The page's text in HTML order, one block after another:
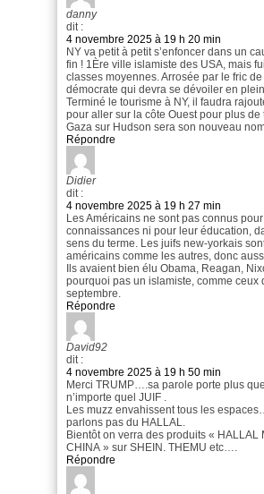
danny
dit :
4 novembre 2025 à 19 h 20 min
NY va petit à petit s’enfoncer dans un
fin ! 1Ère ville islamiste des USA, mais
classes moyennes. Arrosée par le fric
démocrate qui devra se dévoiler en
Terminé le tourisme à NY, il faudra
pour aller sur la côte Ouest pour plus de
Gaza sur Hudson sera son nouveau
Répondre
Didier
dit :
4 novembre 2025 à 19 h 27 min
Les Américains ne sont pas connus
connaissances ni pour leur éducation,
sens du terme. Les juifs new-yorkais
américains comme les autres, donc
Ils avaient bien élu Obama, Reagan,
pourquoi pas un islamiste, comme ceux
septembre.
Répondre
David92
dit :
4 novembre 2025 à 19 h 50 min
Merci TRUMP….sa parole porte plus
n’importe quel JUIF .
Les muzz envahissent tous les
parlons pas du HALLAL.
Bientôt on verra des produits « HALLAL
CHINA » sur SHEIN. THEMU etc….
Répondre